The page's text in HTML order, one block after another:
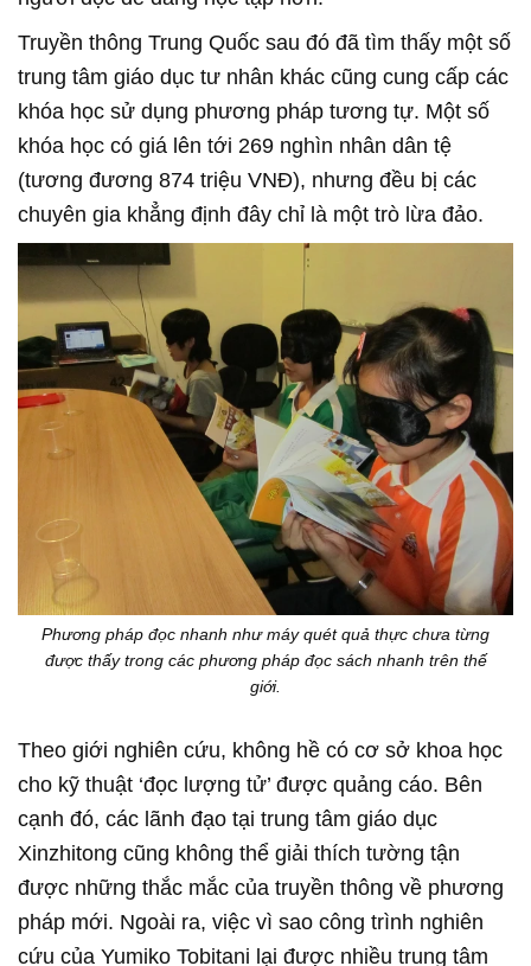
Truyền thông Trung Quốc sau đó đã tìm thấy một số
trung tâm giáo dục tư nhân khác cũng cung cấp các
khóa học sử dụng phương pháp tương tự. Một số
khóa học có giá lên tới 269 nghìn nhân dân tệ
(tương đương 874 triệu VNĐ), nhưng đều bị các
chuyên gia khẳng định đây chỉ là một trò lừa đảo.
Phương pháp đọc nhanh như máy quét quả thực chưa từng
được thấy trong các phương pháp đọc sách nhanh trên thế
giới.
Theo giới nghiên cứu, không hề có cơ sở khoa học
cho kỹ thuật ‘đọc lượng tử’ được quảng cáo. Bên
cạnh đó, các lãnh đạo tại trung tâm giáo dục
Xinzhitong cũng không thể giải thích tường tận
được những thắc mắc của truyền thông về phương
pháp mới. Ngoài ra, việc vì sao công trình nghiên
cứu của Yumiko Tobitani lại được nhiều trung tâm